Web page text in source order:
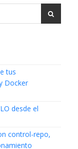
tus
Docker
desde el
control-repo,